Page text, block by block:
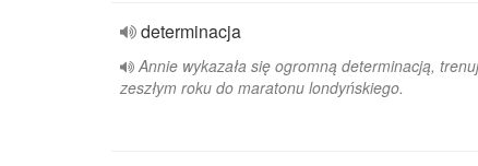
determinacja
Annie wykazała się ogromną determinacją,
zeszłym roku do maratonu londyńskiego.